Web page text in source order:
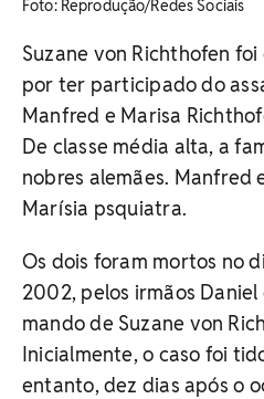
Foto: Reprodução/Redes Sociais
Suzane von Richthofen
por ter participado do
Manfred e Marisa
De classe média alta, a
nobres alemães. Manfred
Marísia psquiatra.
Os dois foram mortos no
2002, pelos irmãos
mando de Suzane von
Inicialmente, o caso foi
entanto, dez dias após o